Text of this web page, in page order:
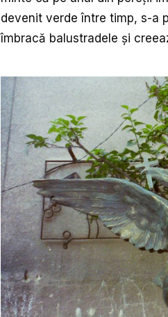
devenit verde între timp, s-a
îmbracă balustradele și